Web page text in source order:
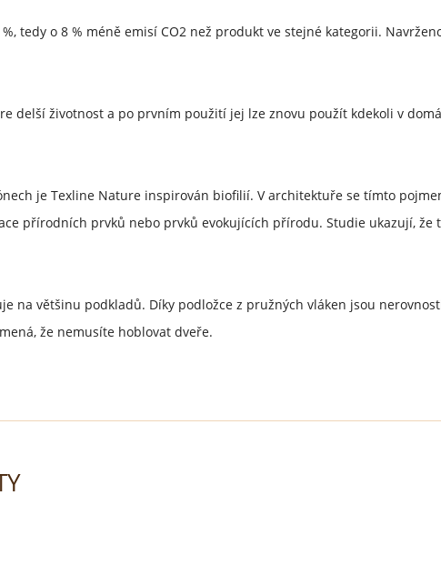
tedy o 8 % méně emisí CO2 než produkt ve stejné kategorii.
delší životnost a po prvním použití jej lze znovu použít kdekoli v
je Texline Nature inspirován biofilií. V architektuře se tímto
přírodních prvků nebo prvků evokujících přírodu. Studie ukazují,
na většinu podkladů. Díky podložce z pružných vláken jsou
že nemusíte hoblovat dveře.